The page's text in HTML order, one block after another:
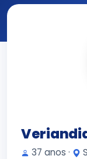
37 anos ·